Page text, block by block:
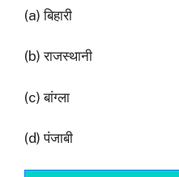
(a) बिहारी
(b) राजस्थानी
(c) बांग्ला
(d) पंजाबी